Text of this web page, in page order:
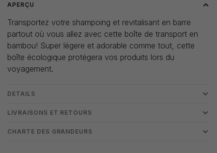
APERÇU
Transportez votre shampoing et revitalisant en barre
partout où vous allez avec cette boîte de transport en
bambou! Super légere et adorable comme tout, cette
boîte écologique protégera vos produits lors du
voyagement.
DETAILS
LIVRAISONS ET RETOURS
CHARTE DES GRANDEURS